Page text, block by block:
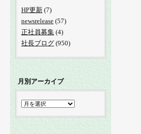
HP更新 (7)
newsrelease (57)
正社員募集 (4)
社長ブログ (950)
月別アーカイブ